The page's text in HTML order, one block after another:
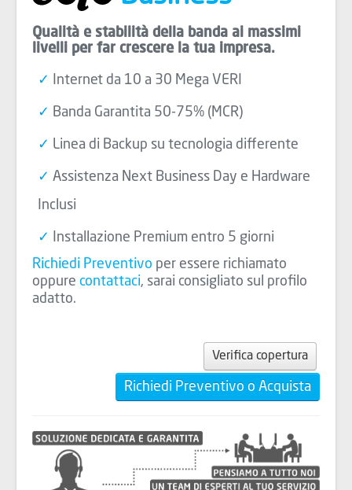
Qualità e stabilità della banda ai massimi
livelli per far crescere la tua impresa.
Internet da 10 a 30 Mega VERI
Banda Garantita 50-75% (MCR)
Linea di Backup su tecnologia differente
Assistenza Next Business Day e Hardware
Inclusi
Installazione Premium entro 5 giorni
Richiedi Preventivo per essere richiamato
oppure contattaci, sarai consigliato sul profilo
adatto.
Verifica copertura
Richiedi Preventivo o Acquista